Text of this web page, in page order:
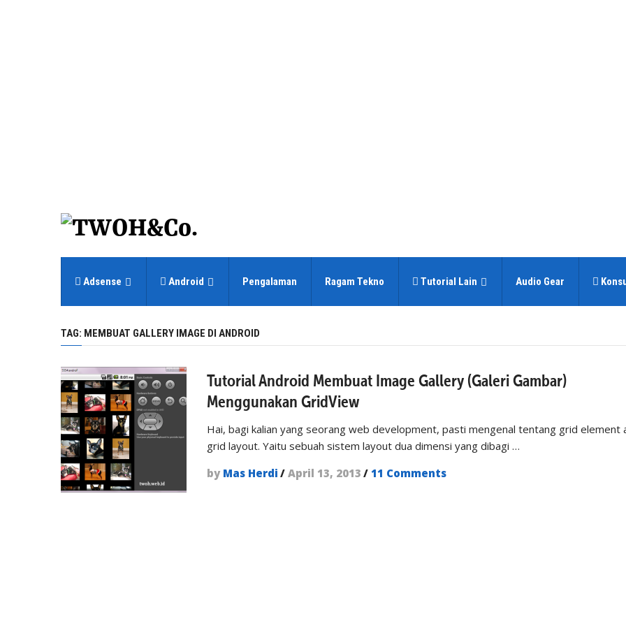
Adsense Android Pengalaman Ragam Tekno Tutorial Lain Audio Gear
TAG: MEMBUAT GALLERY IMAGE DI ANDROID
Tutorial Android Membuat Image Gallery (Galeri Gambar)
Menggunakan GridView
Hai, bagi kalian yang seorang web development, pasti mengenal tentang grid element
grid layout. Yaitu sebuah sistem layout dua dimensi yang dibagi …
by Mas Herdi / April 13, 2013 / 11 Comments